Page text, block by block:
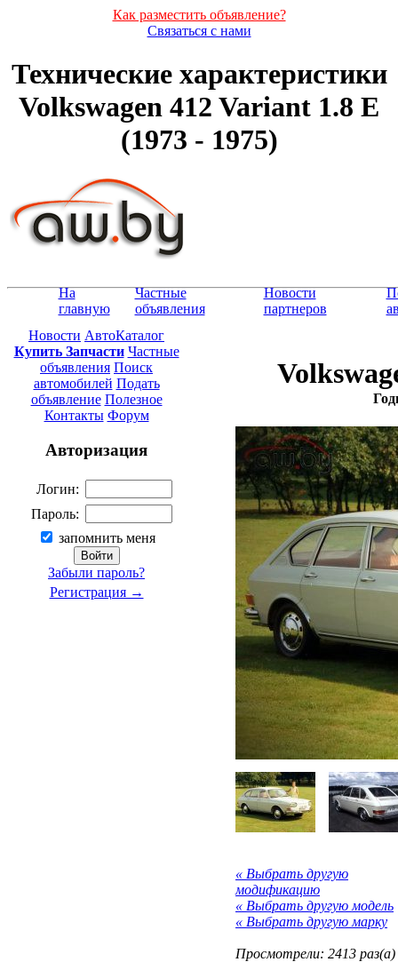
Как разместить объявление?
Связаться с нами
Технические характеристики
Volkswagen 412 Variant 1.8 E
(1973 - 1975)
На
главную
Частные
объявления
Новости
партнеров
Новости АвтоКаталог
Купить Запчасти Частные
объявления Поиск
автомобилей Подать
объявление Полезное
Контакты Форум
Авторизация
Логин:
Пароль:
запомнить меня
Забыли пароль?
Регистрация →
« Выбрать другую
модификацию
« Выбрать другую модель
« Выбрать другую марку
Просмотрели: 2413 раз(а)